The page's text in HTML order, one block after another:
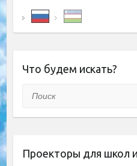
Что будем искать?
Поиск
Проекторы для школ